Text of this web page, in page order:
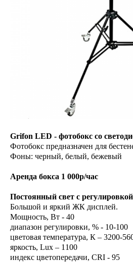
Grifon LED - фотобокс со
Фотобокс предназначен для
Фоны: черный, белый, бежевый
Аренда бокса 1 000р/час
Постоянный свет с
Большой и яркий ЖК дисплей.
Мощность, Вт - 40
диапазон регулировки, % - 10-100
цветовая температура, К – 3200-
яркость, Lux – 1100
индекс цветопередачи, CRI - 95